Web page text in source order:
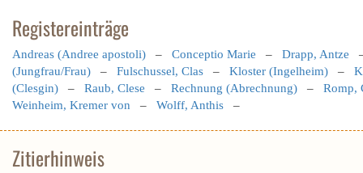
Registereinträge
Andreas (Andree apostoli) – Conceptio Marie – Drapp, Antze
(Jungfrau/Frau) – Fulschussel, Clas – Kloster (Ingelheim) –
(Clesgin) – Raub, Clese – Rechnung (Abrechnung) – Romp,
Weinheim, Kremer von – Wolff, Anthis –
Zitierhinweis